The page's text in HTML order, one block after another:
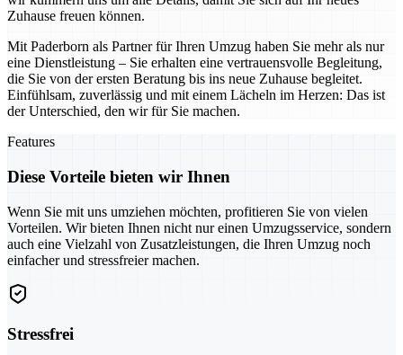
Zuhause freuen können.
Mit Paderborn als Partner für Ihren Umzug haben Sie mehr als nur
eine Dienstleistung – Sie erhalten eine vertrauensvolle Begleitung,
die Sie von der ersten Beratung bis ins neue Zuhause begleitet.
Einfühlsam, zuverlässig und mit einem Lächeln im Herzen: Das ist
der Unterschied, den wir für Sie machen.
Features
Diese Vorteile bieten wir Ihnen
Wenn Sie mit uns umziehen möchten, profitieren Sie von vielen
Vorteilen. Wir bieten Ihnen nicht nur einen Umzugsservice, sondern
auch eine Vielzahl von Zusatzleistungen, die Ihren Umzug noch
einfacher und stressfreier machen.
Stressfrei